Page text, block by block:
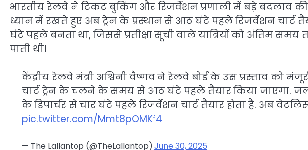
भारतीय रेलवे ने टिकट बुकिंग और रिजर्वेशन प्रणाली में बड़े बदलाव की
ध्यान में रखते हुए अब ट्रेन के प्रस्थान से आठ घंटे पहले रिजर्वेशन चार्ट
घंटे पहले बनता था, जिससे प्रतीक्षा सूची वाले यात्रियों को अंतिम
पाती थी।
केंद्रीय रेलवे मंत्री अश्विनी वैष्णव ने रेलवे बोर्ड के उस प्रस्ताव को
चार्ट ट्रेन के चलने के समय से आठ घंटे पहले तैयार किया जाएगा.
के डिपार्चर से चार घंटे पहले रिजर्वेशन चार्ट तैयार होता है. अब
pic.twitter.com/Mmt8pOMKf4
— The Lallantop (@TheLallantop) June 30, 2025